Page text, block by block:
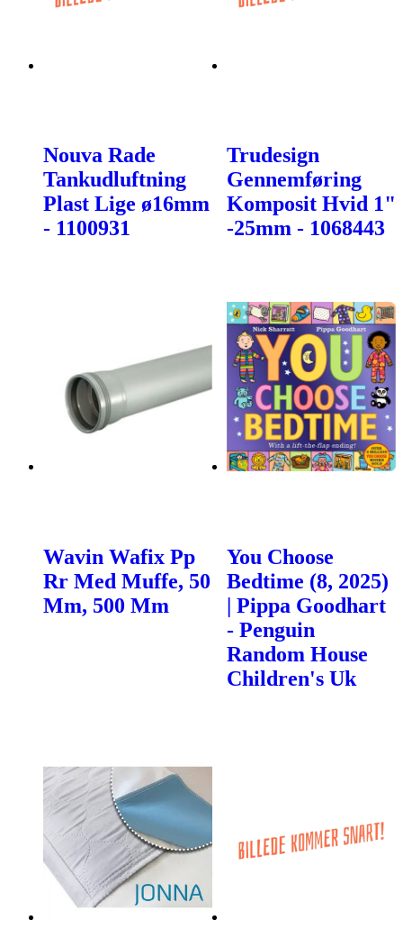
Nouva Rade
Tankudluftning
Plast Lige ø16mm
- 1100931
Trudesign
Gennemføring
Komposit Hvid 1"
-25mm - 1068443
Wavin Wafix Pp
Rr Med Muffe, 50
Mm, 500 Mm
You Choose
Bedtime (8, 2025)
| Pippa Goodhart
- Penguin
Random House
Children's Uk